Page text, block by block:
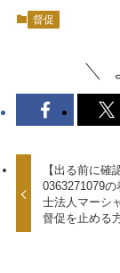
督促
【出る前に確
0363271079
士法人マーシ
督促を止める